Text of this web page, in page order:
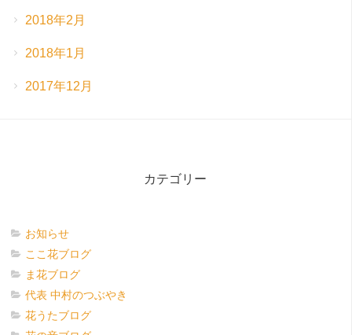
2018年2月
2018年1月
2017年12月
カテゴリー
お知らせ
ここ花ブログ
ま花ブログ
代表 中村のつぶやき
花うたブログ